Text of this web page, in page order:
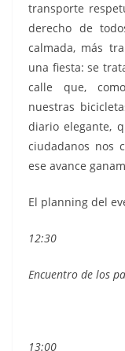
transporte
derecho de
calmada, más
una fiesta: se
calle que,
nuestras
diario elegante,
ciudadanos nos
ese avance
El planning del
12:30
Encuentro de los
13:00